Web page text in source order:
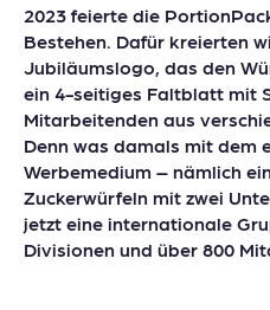
2023 feierte die
Bestehen. Dafür kreierten
Jubiläumslogo, das den
ein 4-seitiges Faltblatt mit
Mitarbeitenden aus
Denn was damals mit dem
Werbemedium – nämlich
Zuckerwürfeln mit zwei
jetzt eine internationale
Divisionen und über 800